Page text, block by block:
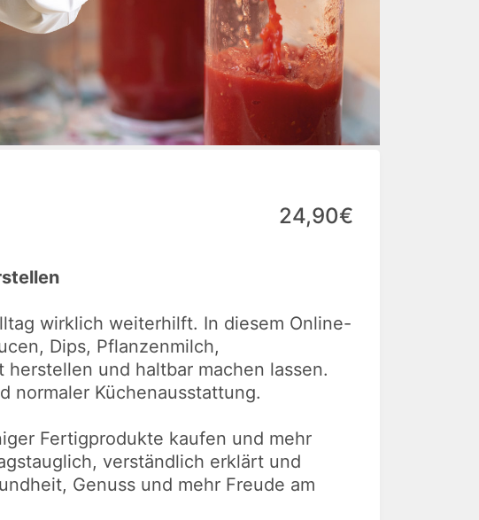
24,90€
wirklich weiterhilft. In diesem Online-
Dips, Pflanzenmilch,
und haltbar machen lassen.
normaler Küchenausstattung.
Fertigprodukte kaufen und mehr
verständlich erklärt und
Genuss und mehr Freude am